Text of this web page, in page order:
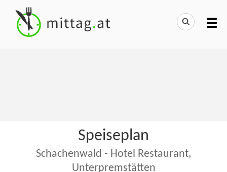
Speiseplan
Schachenwald - Hotel Restaurant,
Unterpremstätten